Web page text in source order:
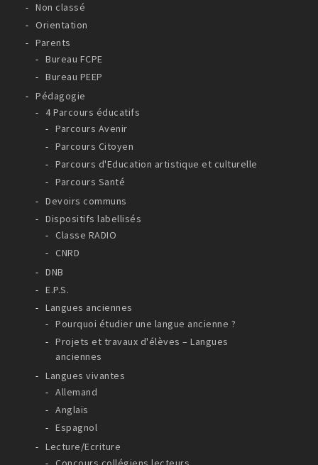
Non classé
Orientation
Parents
Bureau FCPE
Bureau PEEP
Pédagogie
4 Parcours éducatifs
Parcours Avenir
Parcours Citoyen
Parcours d'Education artistique et culturelle
Parcours Santé
Devoirs communs
Dispositifs labellisés
Classe RADIO
CNRD
DNB
E.P.S.
Langues anciennes
Pourquoi étudier une langue ancienne ?
Projets et travaux d'élèves – Langues
anciennes
Langues vivantes
Allemand
Anglais
Espagnol
Lecture/Ecriture